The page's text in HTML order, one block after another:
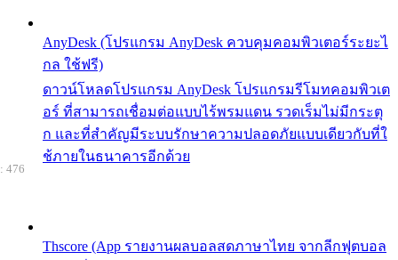
AnyDesk (โปรแกรม AnyDesk ควบคุมคอมพิวเตอร์ระยะไ
กล ใช้ฟรี)
ดาวน์โหลดโปรแกรม AnyDesk โปรแกรมรีโมทคอมพิวเต
อร์ ที่สามารถเชื่อมต่อแบบไร้พรมแดน รวดเร็มไม่มีกระตุ
ก และที่สำคัญมีระบบรักษาความปลอดภัยแบบเดียวกับที่ใ
ช้ภายในธนาคารอีกด้วย
Thscore (App รายงานผลบอลสดภาษาไทย จากลีกฟุตบอล
476